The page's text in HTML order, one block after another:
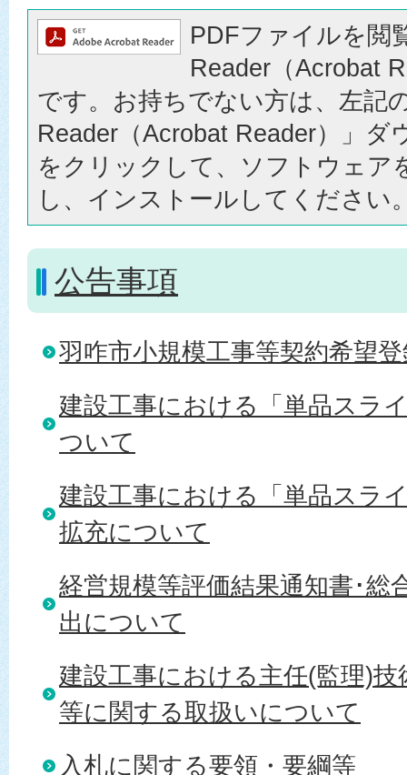
PDFファイルを閲
Reader（Acrobat
です。お持ちでない方は、左記
Reader（Acrobat Reader）」ダ
をクリックして、ソフトウェア
し、インストールしてください
公告事項
羽咋市小規模工事等契約希望
建設工事における「単品スラ
ついて
建設工事における「単品スラ
拡充について
経営規模等評価結果通知書･総
出について
建設工事における主任(監理)技
等に関する取扱いについて
入札に関する要領・要綱等